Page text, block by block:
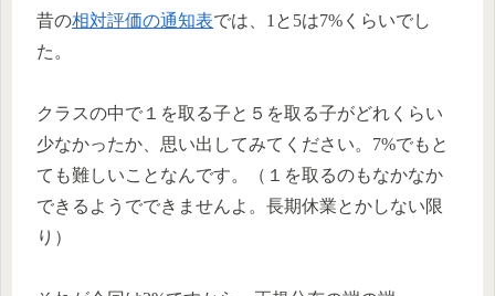
昔の相対評価の通知表では、1と5は7%くらいでし
た。
クラスの中で１を取る子と５を取る子がどれくらい
少なかったか、思い出してみてください。7%でもと
ても難しいことなんです。（１を取るのもなかなか
できるようでできませんよ。長期休業とかしない限
り）